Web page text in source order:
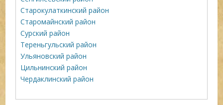
Старокулаткинский район
Старомайнский район
Сурский район
Тереньгульский район
Ульяновский район
Цильнинский район
Чердаклинский район